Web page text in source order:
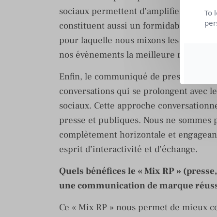
sociaux permettent d’amplifier la
constituent aussi un formidable relai
pour laquelle nous mixons les publics
nos événements la meilleure
Enfin, le communiqué de presse ou
conversations qui se prolongent avec
sociaux. Cette approche
presse et publiques. Nous ne
complètement horizontale et
esprit d’interactivité et d’échange.
Quels bénéfices le « Mix RP »
une communication de marque
Ce « Mix RP » nous permet de mieux
To